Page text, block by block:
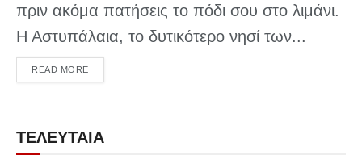
πριν ακόμα πατήσεις το πόδι σου στο λιμάνι.
Η Αστυπάλαια, το δυτικότερο νησί των...
READ MOREDETAILS
ΤΕΛΕΥΤΑΙΑ